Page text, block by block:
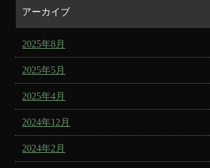
アーカイブ
2025年8月
2025年5月
2025年4月
2024年12月
2024年2月